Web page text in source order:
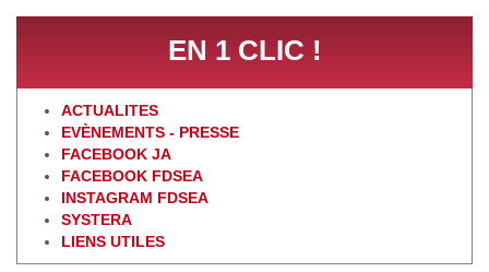
EN 1 CLIC !
ACTUALITES
EVÈNEMENTS - PRESSE
FACEBOOK JA
FACEBOOK FDSEA
INSTAGRAM FDSEA
SYSTERA
LIENS UTILES